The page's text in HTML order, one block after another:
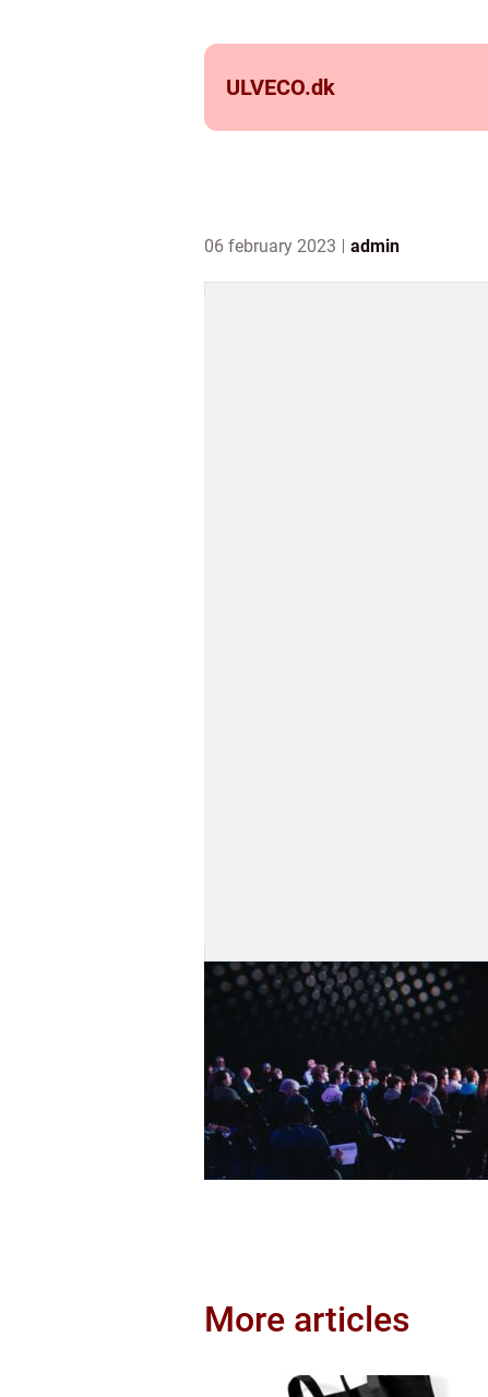
ULVECO.dk
06 february 2023 admin
More articles